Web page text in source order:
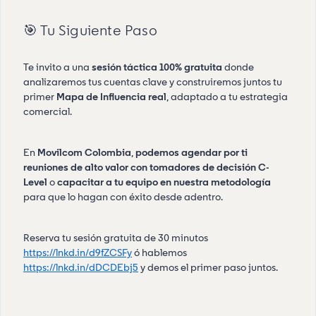
🎯 Tu Siguiente Paso
Te invito a una sesión táctica 100% gratuita donde
analizaremos tus cuentas clave y construiremos juntos tu
primer Mapa de Influencia real, adaptado a tu estrategia
comercial.
En Movilcom Colombia,podemos agendar por ti
reuniones de alto valor con tomadores de decisión C-
Level ocapacitar a tu equipo en nuestra metodología
para que lo hagan con éxito desde adentro.
Reserva tu sesión gratuita de 30 minutos
https://lnkd.in/d9fZCSFyó hablemos
https://lnkd.in/dDCDEbj5 y demos el primer paso juntos.